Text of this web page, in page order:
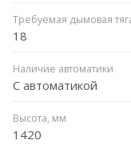
Требуемая дымовая
18
Наличие автоматики
С автоматикой
Высота, мм
1420